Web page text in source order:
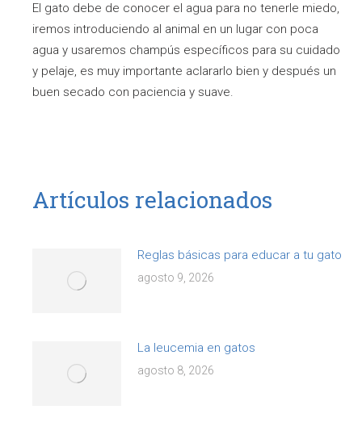
El gato debe de conocer el agua para no tenerle miedo,
iremos introduciendo al animal en un lugar con poca
agua y usaremos champús específicos para su cuidado
y pelaje, es muy importante aclararlo bien y después un
buen secado con paciencia y suave.
Artículos relacionados
Reglas básicas para educar a tu gato
agosto 9, 2026
La leucemia en gatos
agosto 8, 2026